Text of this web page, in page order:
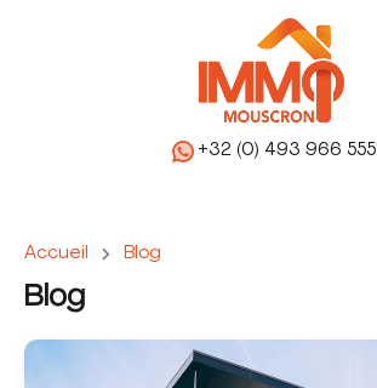
+32 (0) 493 966 555
Accueil Blog
Blog